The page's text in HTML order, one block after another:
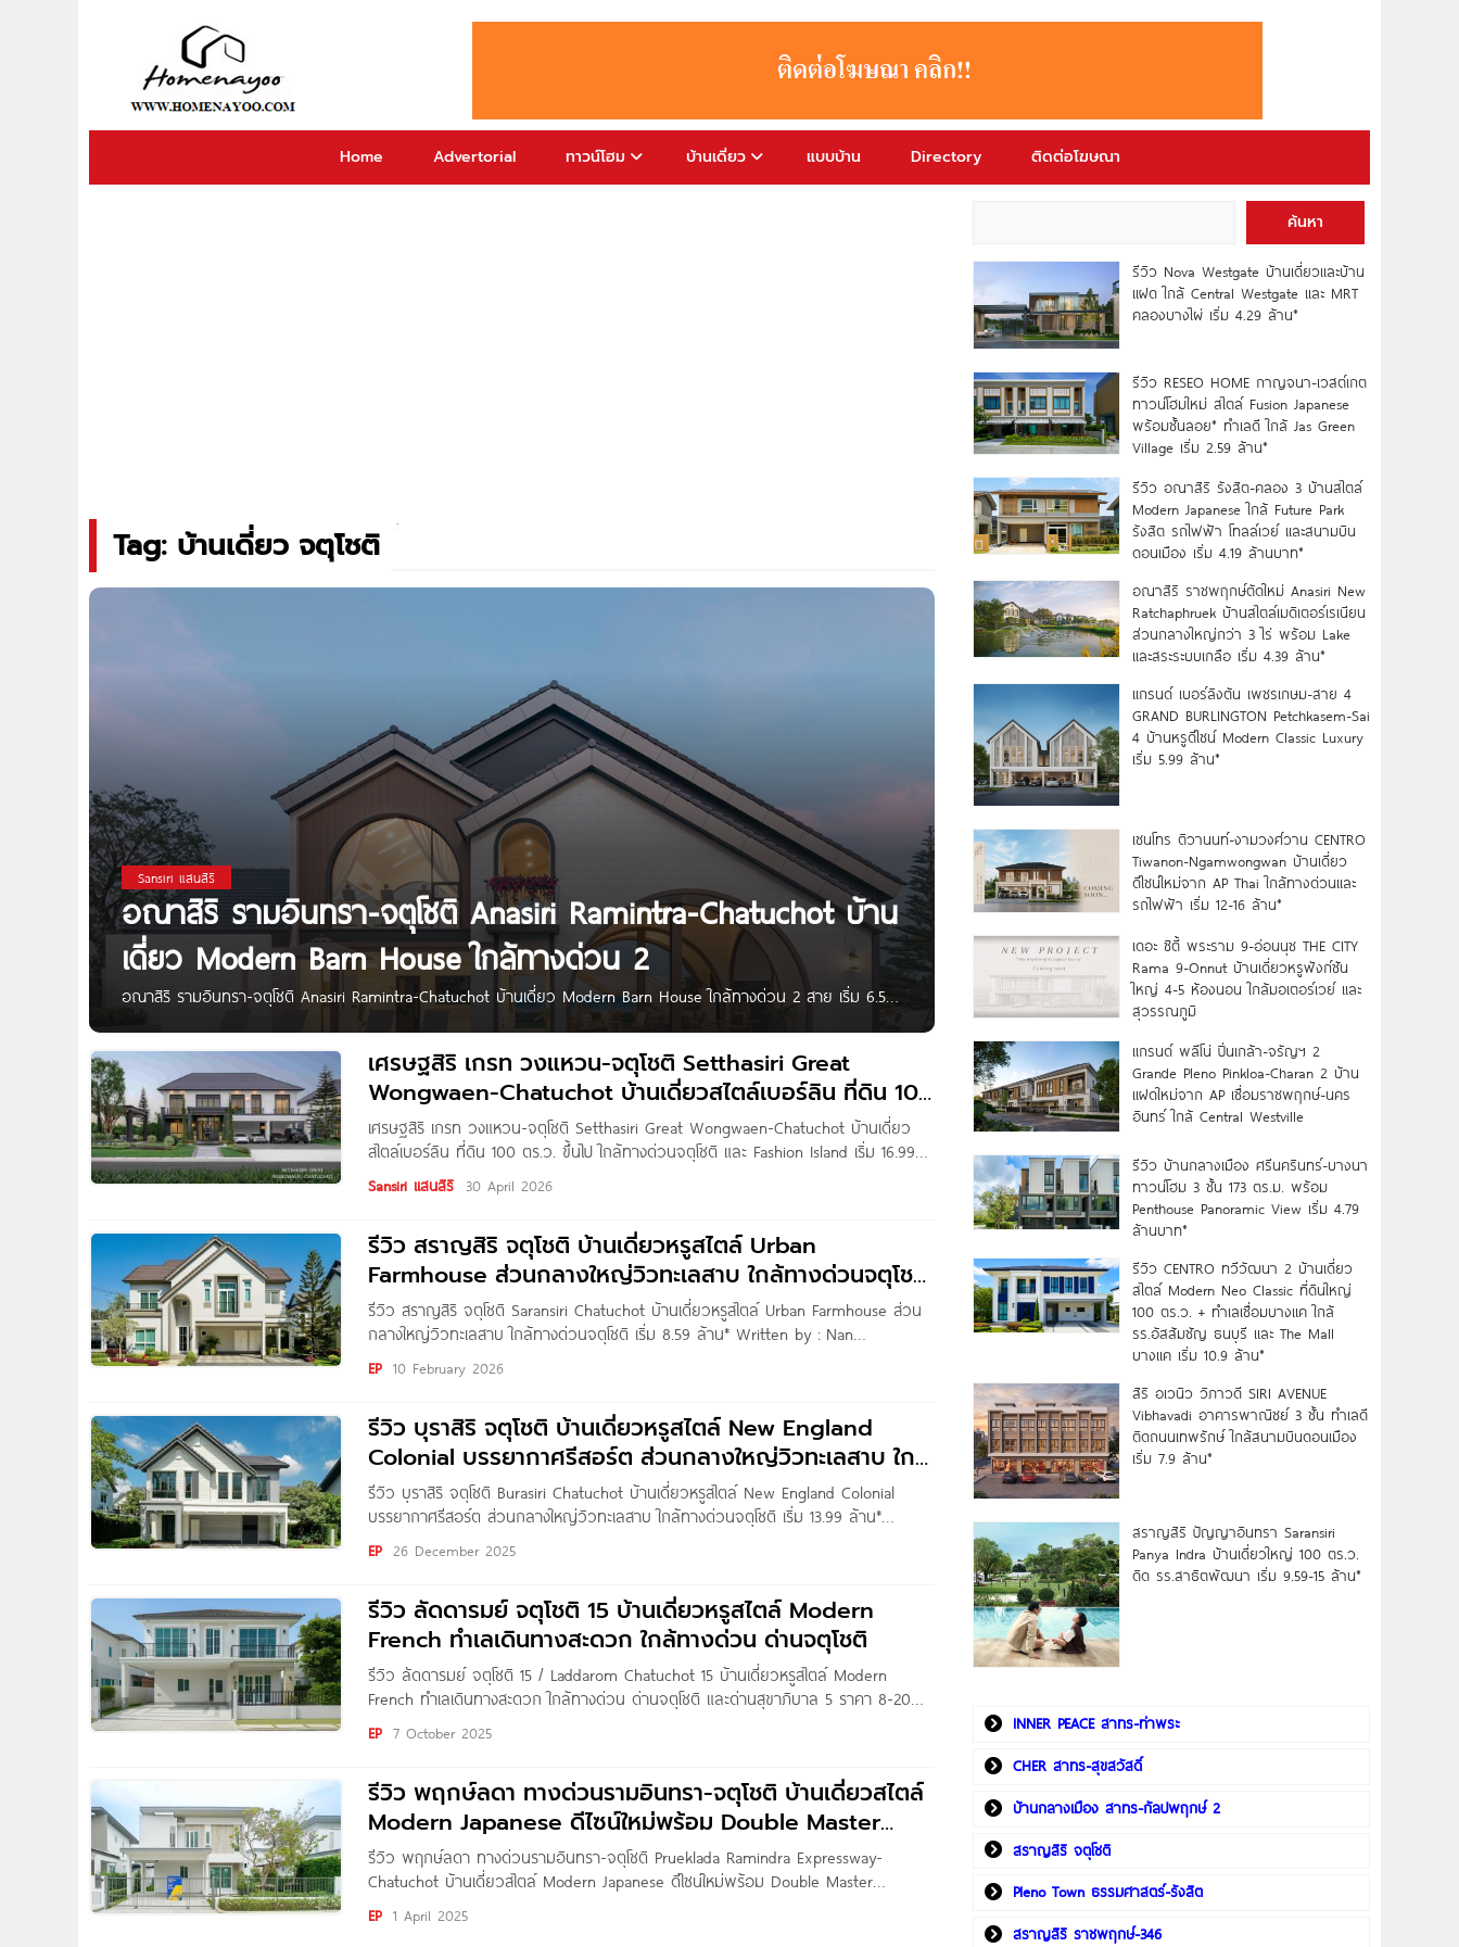
Home Advertorial ทาวน์โฮม บ้านเดี่ยว แบบบ้าน Directory ติดต่อโฆษณา
Tag: บ้านเดี่ยว จตุโชติ
Sansiri แสนสิริ
อณาสิริ รามอินทรา-จตุโชติ Anasiri Ramintra-Chatuchot บ้าน
เดี่ยว Modern Barn House ใกล้ทางด่วน 2
อณาสิริ รามอินทรา-จตุโชติ Anasiri Ramintra-Chatuchot บ้านเดี่ยว Modern Barn House ใกล้ทางด่วน 2 สาย เริ่ม 6.59-
9.5 ล้าน* Anasiri รามอินทรา-จตุโชติ บ้านเดี่ยวโครงการใหม่จาก แสนสิริ ที่ตั้งโครงการอยู่บนถนนไทยรามัญ แขวงสามวาตะ
วันตก เขตคลองสามวา กทม. ทำเลศักยภาพ ใกล้โรงเรียนนานาชาติ และทางด่วน ให้คุณเชื่อมต่อสู่เอกมัย ทองหล่อ พระราม
9 ได้อย่างสะดวก​
เศรษฐสิริ เกรท วงแหวน-จตุโชติ Setthasiri Great
Wongwaen-Chatuchot บ้านเดี่ยวสไตล์เบอร์ลิน ที่ดิน 100
ตร.ว.
เศรษฐสิริ เกรท วงแหวน-จตุโชติ Setthasiri Great Wongwaen-Chatuchot บ้านเดี่ยว
สไตล์เบอร์ลิน ที่ดิน 100 ตร.ว. ขึ้นไป ใกล้ทางด่วนจตุโชติ และ Fashion Island เริ่ม 16.99
ล้าน* Setthasiri Great วงแหวน-จตุโชติ บ้านเดี่ยวสไตล์เบอร์ลิน บนที่ดิน 100 ตร.ว. ขึ้นไป
โครงการใหม่จาก แสนสิริ ที่ตั้งโครงการอยู่บนทำเลศักยภาพตอนเหนือ ติดถนนกาญจนา
Sansiri แสนสิริ 30 April 2026
รีวิว สราญสิริ จตุโชติ บ้านเดี่ยวหรูสไตล์ Urban
Farmhouse​ ส่วนกลางใหญ่วิวทะเลสาบ ใกล้ทางด่วนจตุโชติ
เริ่ม 8.59
รีวิว สราญสิริ จตุโชติ Saransiri Chatuchot บ้านเดี่ยวหรูสไตล์ Urban Farmhouse​ ส่วน
กลางใหญ่วิวทะเลสาบ ใกล้ทางด่วนจตุโชติ เริ่ม 8.59 ล้าน* Written by : Nan
Kanyaratthp สวัสดีเพื่อน ๆ Homenayoo ทุกคนค่ะ วันนี้เราจะพาไปชมโครงการ
“Saransiri จตุโชติ” บ้านเดี่ยวหรูสไตล์ Urban Farmhouse มีห้องนอนชั้นล่างและครัวไทย
EP 10 February 2026
รีวิว บุราสิริ จตุโชติ บ้านเดี่ยวหรูสไตล์ New England
Colonial บรรยากาศรีสอร์ต ส่วนกลางใหญ่วิวทะเลสาบ ใกล้
ทางด่วนจตุโชติ
รีวิว บุราสิริ จตุโชติ Burasiri Chatuchot บ้านเดี่ยวหรูสไตล์ New England Colonial
บรรยากาศรีสอร์ต ส่วนกลางใหญ่วิวทะเลสาบ ใกล้ทางด่วนจตุโชติ เริ่ม 13.99 ล้าน*
Written by : Nan Kanyaratthp สวัสดีเพื่อน ๆ Homenayoo ทุกคนค่ะ วันนี้เราจะพาไป
ชมโครงการ “Burasiri จตุโชติ” บ้านเดี่ยวหรูสไตล์ New England
EP 26 December 2025
รีวิว ลัดดารมย์ จตุโชติ 15 บ้านเดี่ยวหรูสไตล์ Modern
French ทำเลเดินทางสะดวก ใกล้ทางด่วน ด่านจตุโชติ
รีวิว ลัดดารมย์ จตุโชติ 15 / Laddarom Chatuchot 15 บ้านเดี่ยวหรูสไตล์ Modern
French ทำเลเดินทางสะดวก ใกล้ทางด่วน ด่านจตุโชติ และด่านสุขาภิบาล 5 ราคา 8-20
ล้าน* Written by : Pure Thitapa สวัสดีค่ะ เพื่อน ๆ Homenayoo วันนี้เราจะพาไปชม
บ้านเดี่ยวหรู พื้นที่กว้าง
EP 7 October 2025
รีวิว พฤกษ์ลดา ทางด่วนรามอินทรา-จตุโชติ บ้านเดี่ยวสไตล์
Modern Japanese ดีไซน์ใหม่พร้อม Double Master
Bedroom
รีวิว พฤกษ์ลดา ทางด่วนรามอินทรา-จตุโชติ Prueklada Ramindra Expressway-
Chatuchot บ้านเดี่ยวสไตล์ Modern Japanese ดีไซน์ใหม่พร้อม Double Master
Bedroom ทำเลเชื่อมเมืองใกล้ทางด่วนเพียง 3 กม.* เริ่ม 6.29-10 ล้านบาท* Written by :
Nan Kanyaratthp สวัสดีเพื่อน ๆ Homenayoo ทุกคนค่ะ วันนี้เราจะพาไปชมโครงการ
EP 1 April 2025
ค้นหา
รีวิว Nova Westgate บ้านเดี่ยวและบ้าน
แฝด ใกล้ Central Westgate และ MRT
คลองบางไผ่ เริ่ม 4.29 ล้าน*
รีวิว RESEO HOME กาญจนา-เวสต์เกต
ทาวน์โฮมใหม่ สไตล์ Fusion Japanese
พร้อมชั้นลอย* ทำเลดี ใกล้ Jas Green
Village เริ่ม 2.59 ล้าน*
รีวิว อณาสิริ รังสิต-คลอง 3 บ้านสไตล์
Modern Japanese ใกล้ Future Park
รังสิต รถไฟฟ้า โทลล์เวย์ และสนามบิน
ดอนเมือง เริ่ม 4.19 ล้านบาท*
อณาสิริ ราชพฤกษ์ตัดใหม่ Anasiri New
Ratchaphruek บ้านสไตล์เมดิเตอร์เรเนียน
ส่วนกลางใหญ่กว่า 3 ไร่ พร้อม Lake
และสระระบบเกลือ เริ่ม 4.39 ล้าน*
แกรนด์ เบอร์ลิงตัน เพชรเกษม-สาย 4
GRAND BURLINGTON Petchkasem-Sai
4 บ้านหรูดีไซน์ Modern Classic Luxury
เริ่ม 5.99 ล้าน*
เซนโทร ติวานนท์-งามวงศ์วาน CENTRO
Tiwanon-Ngamwongwan บ้านเดี่ยว
ดีไซน์ใหม่จาก AP Thai ใกล้ทางด่วนและ
รถไฟฟ้า เริ่ม 12-16 ล้าน*
เดอะ ซิตี้ พระราม 9-อ่อนนุช THE CITY
Rama 9-Onnut บ้านเดี่ยวหรูฟังก์ชัน
ใหญ่ 4-5 ห้องนอน ใกล้มอเตอร์เวย์ และ
สุวรรณภูมิ
แกรนด์ พลีโน่ ปิ่นเกล้า-จรัญฯ 2
Grande Pleno Pinkloa-Charan 2 บ้าน
แฝดใหม่จาก AP เชื่อมราชพฤกษ์-นคร
อินทร์ ใกล้ Central Westville
รีวิว บ้านกลางเมือง ศรีนครินทร์-บางนา
ทาวน์โฮม 3 ชั้น 173 ตร.ม. พร้อม
Penthouse Panoramic View เริ่ม 4.79
ล้านบาท*
รีวิว CENTRO ทวีวัฒนา 2 บ้านเดี่ยว
สไตล์ Modern Neo Classic ที่ดินใหญ่
100 ตร.ว. + ทำเลเชื่อมบางแค ใกล้
รร.อัสสัมชัญ ธนบุรี และ The Mall
บางแค เริ่ม 10.9 ล้าน*
สิริ อเวนิว วิภาวดี SIRI AVENUE
Vibhavadi อาคารพาณิชย์ 3 ชั้น ทำเลดี
ติดถนนเทพรักษ์ ใกล้สนามบินดอนเมือง
เริ่ม 7.9 ล้าน*
สราญสิริ ปัญญาอินทรา Saransiri
Panya Indra บ้านเดี่ยวใหญ่ 100 ตร.ว.
ดิด รร.สาธิตพัฒนา เริ่ม 9.59-15 ล้าน*
INNER PEACE สาทร-ท่าพระ
CHER สาทร-สุขสวัสดิ์
บ้านกลางเมือง สาทร-กัลปพฤกษ์ 2
สราญสิริ จตุโชติ
Pleno Town ธรรมศาสตร์-รังสิต
สราญสิริ ราชพฤกษ์-346